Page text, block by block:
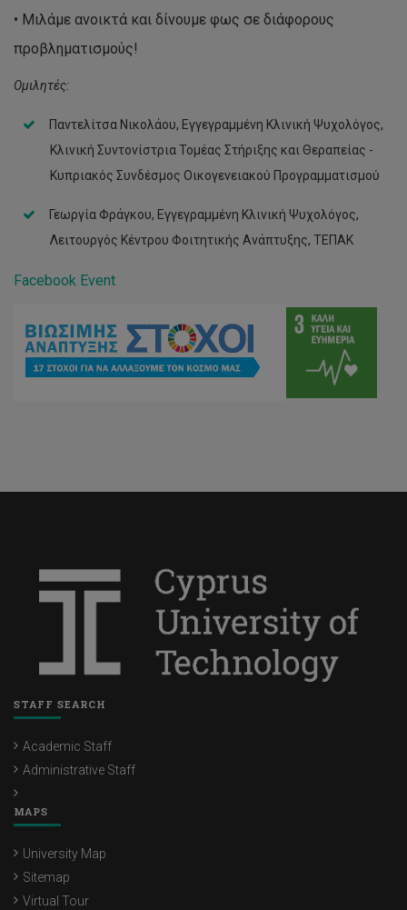
• Μιλάμε ανοικτά και δίνουμε φως σε διάφορους
προβληματισμούς!
Ομιλητές:
Παντελίτσα Νικολάου, Εγγεγραμμένη Κλινική Ψυχολόγος,
Κλινική Συντονίστρια Τομέας Στήριξης και Θεραπείας -
Κυπριακός Συνδέσμος Οικογενειακού Προγραμματισμού
Γεωργία Φράγκου, Εγγεγραμμένη Κλινική Ψυχολόγος,
Λειτουργός Κέντρου Φοιτητικής Ανάπτυξης, ΤΕΠΑΚ
Facebook Event
STAFF SEARCH
Academic Staff
Administrative Staff
MAPS
University Map
Sitemap
Virtual Tour